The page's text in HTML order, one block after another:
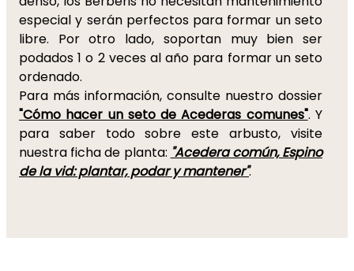
especial y serán perfectos para formar un seto
libre. Por otro lado, soportan muy bien ser
podados 1 o 2 veces al año para formar un seto
ordenado.
Para más información, consulte nuestro dossier
"Cómo hacer un seto de Acederas comunes". Y
para saber todo sobre este arbusto, visite
nuestra ficha de planta: "Acedera común, Espino
de la vid: plantar, podar y mantener".